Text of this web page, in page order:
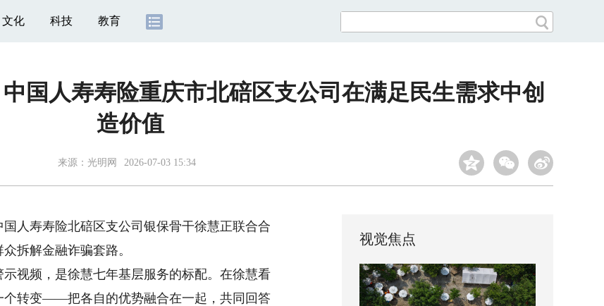
文化 科技 教育
国人寿寿险重庆市北碚区支公司在满足民生需求中创
造价值
来源：光明网 2026-07-03 15:34
寿寿险北碚区支公司银保骨干徐慧正联合合
拆解金融诈骗套路。
频，是徐慧七年基层服务的标配。在徐慧看
个转变——把各自的优势融合在一起，共同回答
视觉焦点